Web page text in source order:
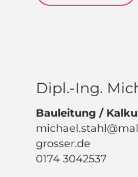
Dipl.-Ing.
Bauleitung /
grosser.de
0174 3042537